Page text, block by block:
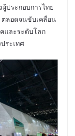
ประกอบการไทย
ตลอดจนขับเคลื่อน
และระดับโลก
ระเทศ